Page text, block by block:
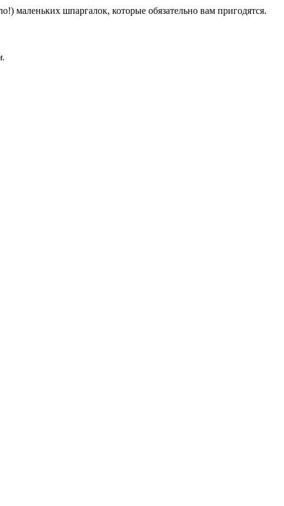
маленьких шпаргалок, которые обязательно вам пригодятся.